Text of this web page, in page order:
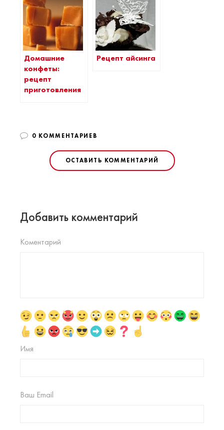
Домашние
конфеты:
рецепт
приготовления
Рецепт айсинга
0 КОММЕНТАРИЕВ
ОСТАВИТЬ КОММЕНТАРИЙ
Добавить комментарий
Коментарий
Имя
Ваш Email